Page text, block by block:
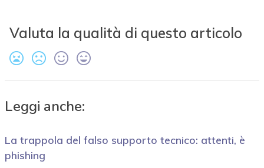
Valuta la qualità di questo articolo
Leggi anche:
La trappola del falso supporto tecnico: attenti, è
phishing